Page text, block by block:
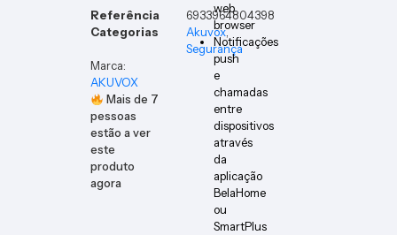
Referência
6933964804398
Categorias
Akuvox,
Segurança
Marca:
AKUVOX
Mais de 7
pessoas
estão a ver
este
produto
agora
web
browser
Notificações
push
e
chamadas
entre
dispositivos
através
da
aplicação
BelaHome
ou
SmartPlus